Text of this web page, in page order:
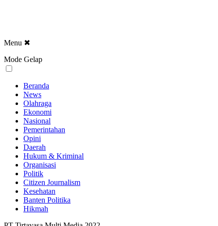
Menu ✖
Mode Gelap
Beranda
News
Olahraga
Ekonomi
Nasional
Pemerintahan
Opini
Daerah
Hukum & Kriminal
Organisasi
Politik
Citizen Journalism
Kesehatan
Banten Politika
Hikmah